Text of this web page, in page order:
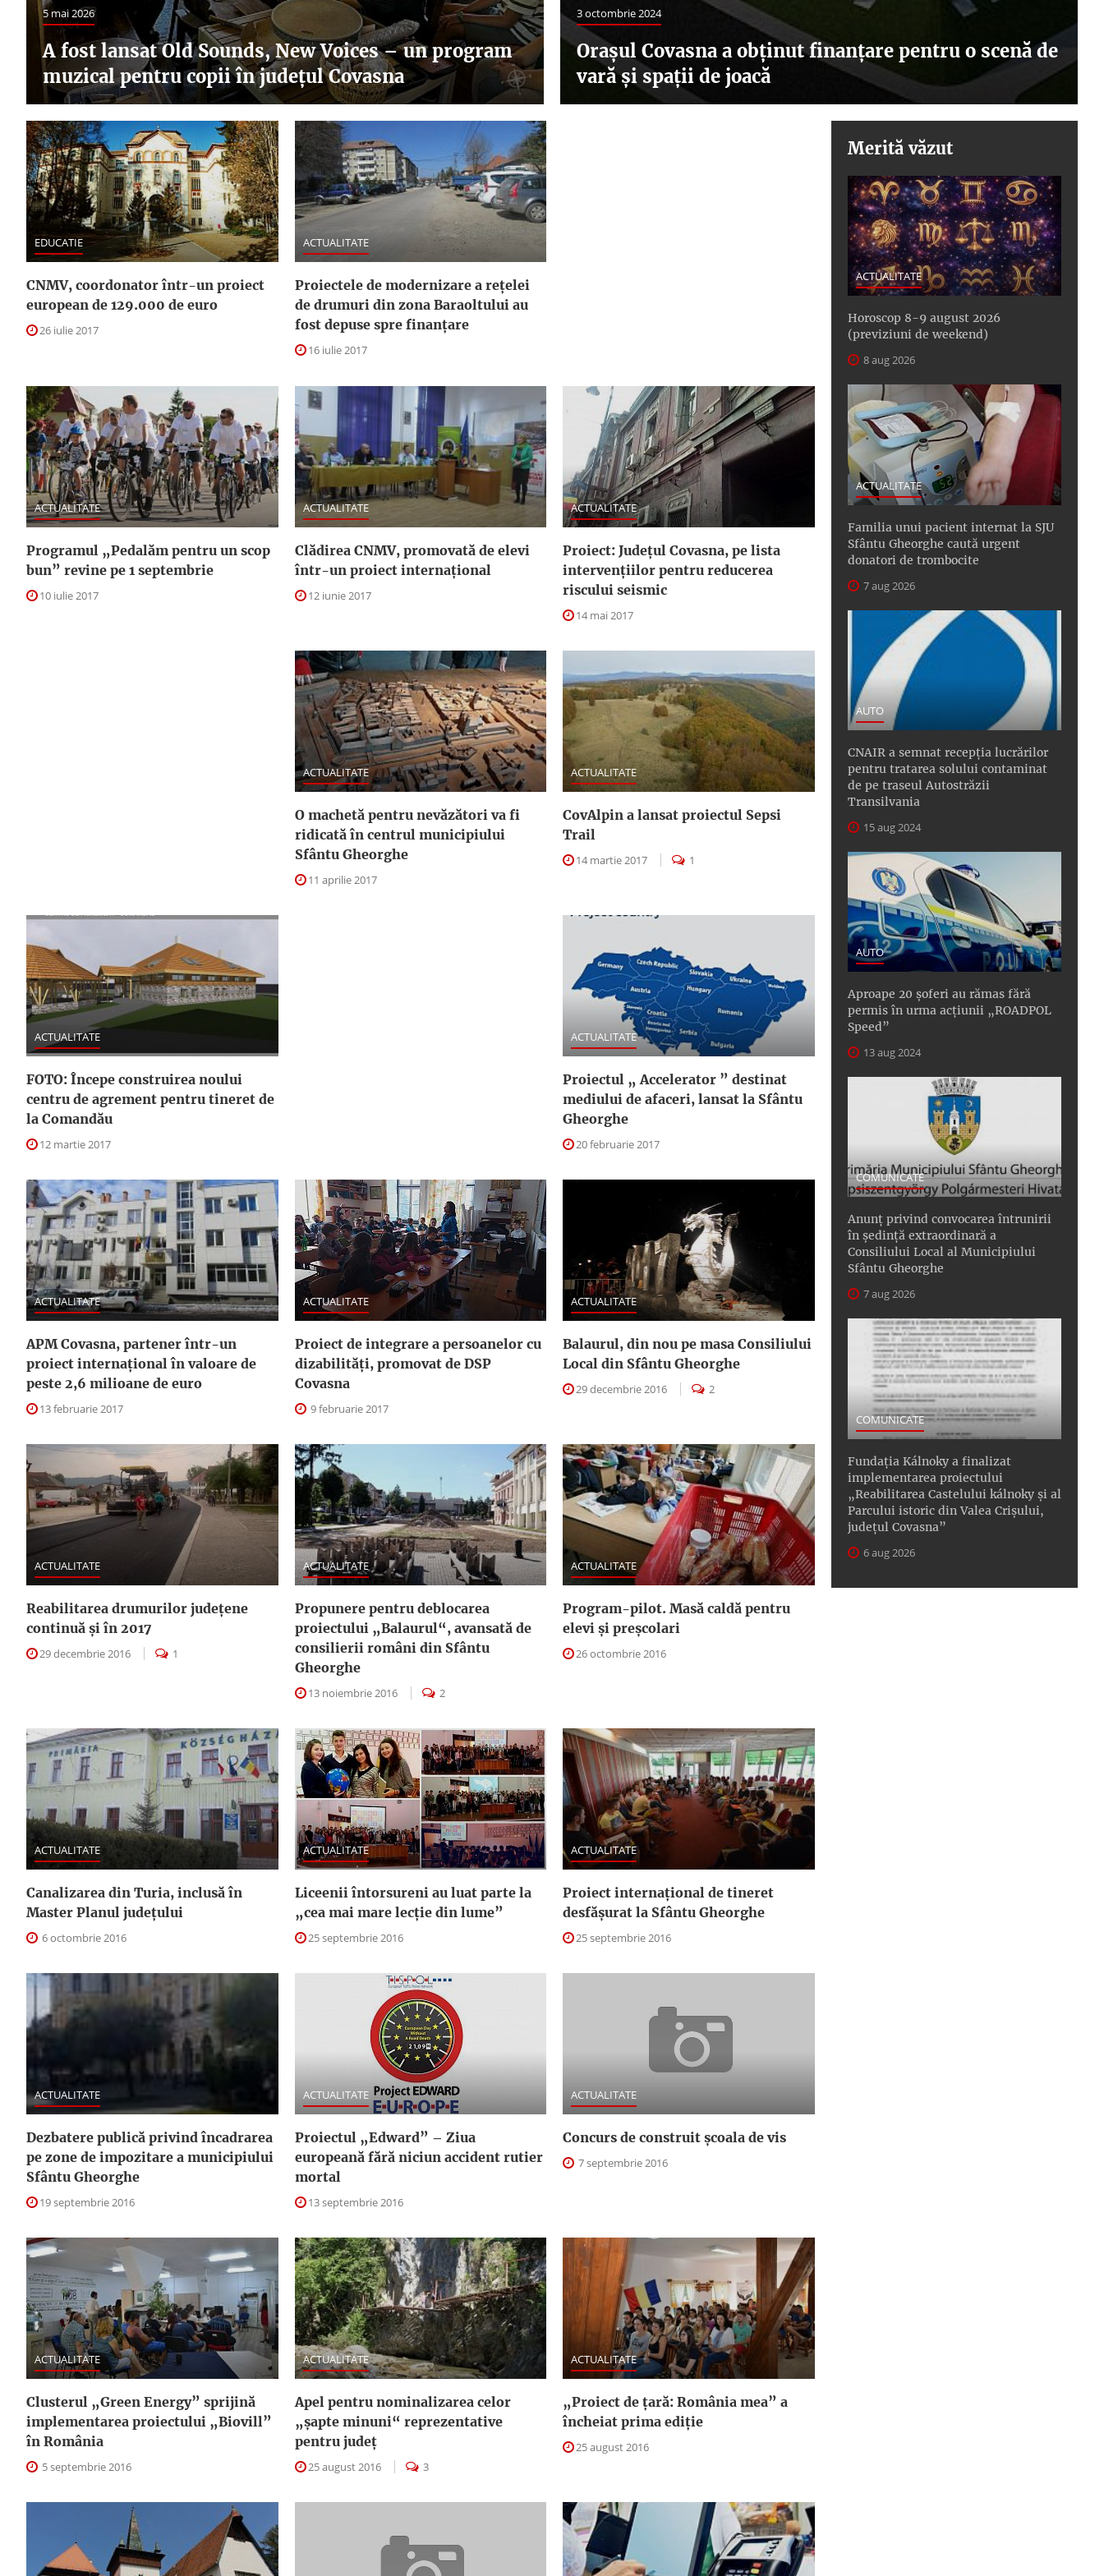
5 mai 2026
A fost lansat Old Sounds, New Voices – un program
muzical pentru copii în județul Covasna
3 octombrie 2024
Orașul Covasna a obținut finanțare pentru o scenă de
vară și spații de joacă
EDUCATIE
CNMV, coordonator într-un proiect
european de 129.000 de euro
26 iulie 2017
ACTUALITATE
Proiectele de modernizare a reţelei
de drumuri din zona Baraoltului au
fost depuse spre finanţare
16 iulie 2017
ACTUALITATE
Programul „Pedalăm pentru un scop
bun” revine pe 1 septembrie
10 iulie 2017
ACTUALITATE
Clădirea CNMV, promovată de elevi
într-un proiect internațional
12 iunie 2017
ACTUALITATE
Proiect: Judeţul Covasna, pe lista
intervenţiilor pentru reducerea
riscului seismic
14 mai 2017
ACTUALITATE
O machetă pentru nevăzători va fi
ridicată în centrul municipiului
Sfântu Gheorghe
11 aprilie 2017
ACTUALITATE
CovAlpin a lansat proiectul Sepsi
Trail
14 martie 2017 1
ACTUALITATE
FOTO: Începe construirea noului
centru de agrement pentru tineret de
la Comandău
12 martie 2017
ACTUALITATE
Proiectul „ Accelerator ” destinat
mediului de afaceri, lansat la Sfântu
Gheorghe
20 februarie 2017
ACTUALITATE
APM Covasna, partener într-un
proiect internațional în valoare de
peste 2,6 milioane de euro
13 februarie 2017
ACTUALITATE
Proiect de integrare a persoanelor cu
dizabilităţi, promovat de DSP
Covasna
9 februarie 2017
ACTUALITATE
Balaurul, din nou pe masa Consiliului
Local din Sfântu Gheorghe
29 decembrie 2016 2
ACTUALITATE
Reabilitarea drumurilor județene
continuă și în 2017
29 decembrie 2016 1
ACTUALITATE
Propunere pentru deblocarea
proiectului „Balaurul“, avansată de
consilierii români din Sfântu
Gheorghe
13 noiembrie 2016 2
ACTUALITATE
Program-pilot. Masă caldă pentru
elevi și preșcolari
26 octombrie 2016
ACTUALITATE
Canalizarea din Turia, inclusă în
Master Planul judeţului
6 octombrie 2016
ACTUALITATE
Liceenii întorsureni au luat parte la
„cea mai mare lecţie din lume”
25 septembrie 2016
ACTUALITATE
Proiect internaţional de tineret
desfăşurat la Sfântu Gheorghe
25 septembrie 2016
ACTUALITATE
Dezbatere publică privind încadrarea
pe zone de impozitare a municipiului
Sfântu Gheorghe
19 septembrie 2016
ACTUALITATE
Proiectul „Edward” – Ziua
europeană fără niciun accident rutier
mortal
13 septembrie 2016
ACTUALITATE
Concurs de construit şcoala de vis
7 septembrie 2016
ACTUALITATE
Clusterul „Green Energy” sprijină
implementarea proiectului „Biovill”
în România
5 septembrie 2016
ACTUALITATE
Apel pentru nominalizarea celor
„şapte minuni“ reprezentative
pentru judeţ
25 august 2016 3
ACTUALITATE
„Proiect de ţară: România mea” a
încheiat prima ediţie
25 august 2016
Merită văzut
ACTUALITATE
Horoscop 8-9 august 2026
(previziuni de weekend)
8 aug 2026
ACTUALITATE
Familia unui pacient internat la SJU
Sfântu Gheorghe caută urgent
donatori de trombocite
7 aug 2026
AUTO
CNAIR a semnat recepţia lucrărilor
pentru tratarea solului contaminat
de pe traseul Autostrăzii
Transilvania
15 aug 2024
AUTO
Aproape 20 șoferi au rămas fără
permis în urma acțiunii „ROADPOL
Speed”
13 aug 2024
COMUNICATE
Anunţ privind convocarea întrunirii
în şedinţă extraordinară a
Consiliului Local al Municipiului
Sfântu Gheorghe
7 aug 2026
COMUNICATE
Fundația Kálnoky a finalizat
implementarea proiectului
„Reabilitarea Castelului kálnoky și al
Parcului istoric din Valea Crișului,
județul Covasna”
6 aug 2026